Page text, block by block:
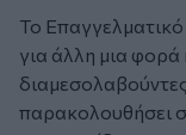
Το
για άλλη μια
παρακολουθήσει